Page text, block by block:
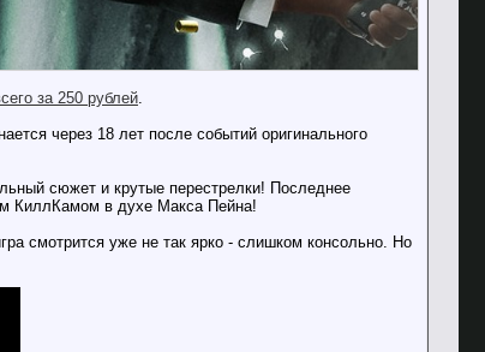
за 250 рублей.
через 18 лет после событий оригинального
сюжет и крутые перестрелки! Последнее
КиллКамом в духе Макса Пейна!
смотрится уже не так ярко - слишком консольно. Но